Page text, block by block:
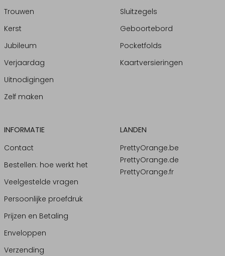
Trouwen
Kerst
Jubileum
Verjaardag
Uitnodigingen
Zelf maken
Sluitzegels
Geboortebord
Pocketfolds
Kaartversieringen
INFORMATIE
Contact
Bestellen: hoe werkt het
Veelgestelde vragen
Persoonlijke proefdruk
Prijzen en Betaling
Enveloppen
Verzending
LANDEN
PrettyOrange.be
PrettyOrange.de
PrettyOrange.fr